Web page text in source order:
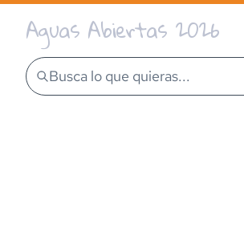
Aguas Abiertas 2026
Busca lo que quieras...